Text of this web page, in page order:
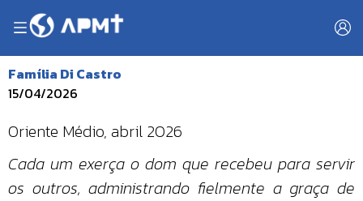
Família Di Castro
15/04/2026
Oriente Médio, abril 2026
Cada um exerça o dom que recebeu para servir
os outros, administrando fielmente a graça de